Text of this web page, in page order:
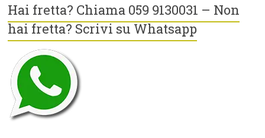
Hai fretta? Chiama 059 9130031 – Non
hai fretta? Scrivi su Whatsapp